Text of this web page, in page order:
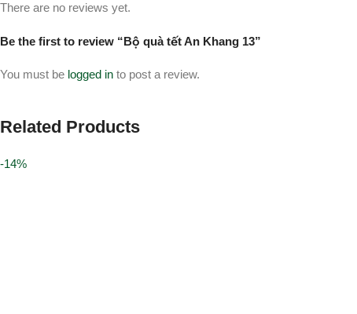
There are no reviews yet.
Be the first to review “Bộ quà tết An Khang 13”
You must be logged in to post a review.
Related Products
-14%